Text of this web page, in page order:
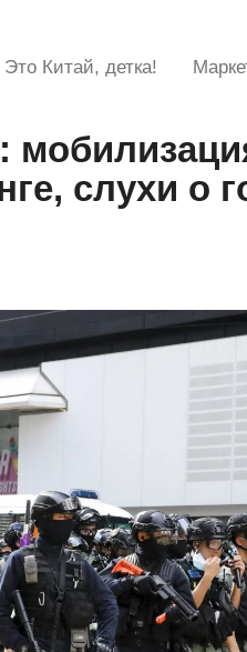
Это Китай, детка!
слухи о